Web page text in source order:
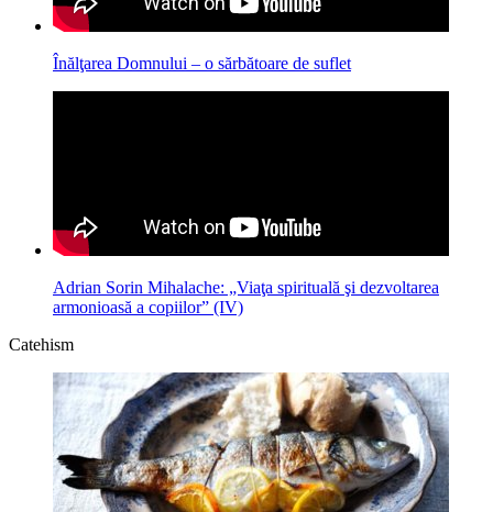
Înălţarea Domnului – o sărbătoare de suflet
Adrian Sorin Mihalache: „Viaţa spirituală şi dezvoltarea
armonioasă a copiilor” (IV)
Catehism